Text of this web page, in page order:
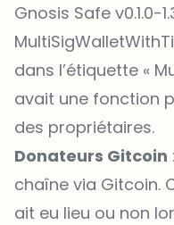
Gnosis Safe v0.1.0-
dans l’étiquette «
avait une fonction
des propriétaires.
Donateurs Gitcoin
chaîne via Gitcoin.
ait eu lieu ou non